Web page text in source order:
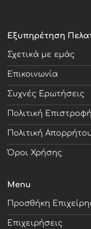
Εξυπηρέτηση
Σχετικά με εμάς
Επικοινωνία
Συχνές Ερωτήσεις
Πολιτική
Πολιτική
Όροι Χρήσης
Menu
Προσθήκη
Επιχειρήσεις